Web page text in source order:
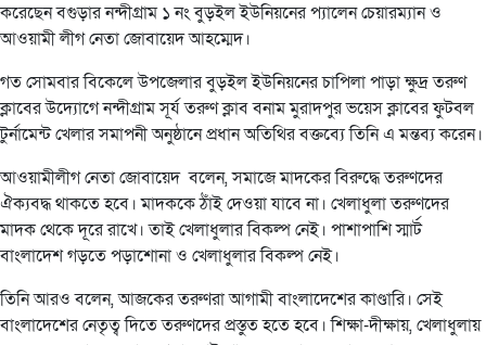
করেছেন বগুড়ার নন্দীগ্রাম ১ নং বুড়ইল ইউনিয়নের প্যালেন চেয়ারম্যান ও
আওয়ামী লীগ নেতা জোবায়েদ আহম্মেদ।
গত সোমবার বিকেলে উপজেলার বুড়ইল ইউনিয়নের চাপিলা পাড়া ক্ষুদ্র তরুণ
ক্লাবের উদ্যোগে নন্দীগ্রাম সূর্য তরুণ ক্লাব বনাম মুরাদপুর ভয়েস ক্লাবের ফুটবল
টুর্নামেন্ট খেলার সমাপনী অনুষ্ঠানে প্রধান অতিথির বক্তব্যে তিনি এ মন্তব্য করেন।
আওয়ামীলীগ নেতা জোবায়েদ বলেন, সমাজে মাদকের বিরুদ্ধে তরুণদের
ঐক্যবদ্ধ থাকতে হবে। মাদককে ঠাঁই দেওয়া যাবে না। খেলাধুলা তরুণদের
মাদক থেকে দূরে রাখে। তাই খেলাধুলার বিকল্প নেই। পাশাপাশি স্মার্ট
বাংলাদেশ গড়তে পড়াশোনা ও খেলাধুলার বিকল্প নেই।
তিনি আরও বলেন, আজকের তরুণরা আগামী বাংলাদেশের কাণ্ডারি। সেই
বাংলাদেশের নেতৃত্ব দিতে তরুণদের প্রস্তুত হতে হবে। শিক্ষা-দীক্ষায়, খেলাধুলায়